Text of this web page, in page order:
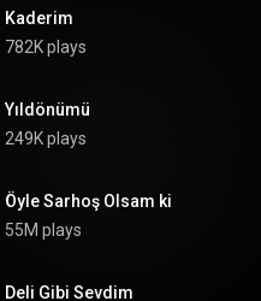
Kaderim
782K plays
Yıldönümü
249K plays
Öyle Sarhoş Olsam ki
55M plays
Deli Gibi Sevdim